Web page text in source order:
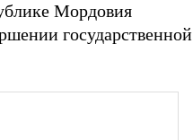
Мордовия
государственной